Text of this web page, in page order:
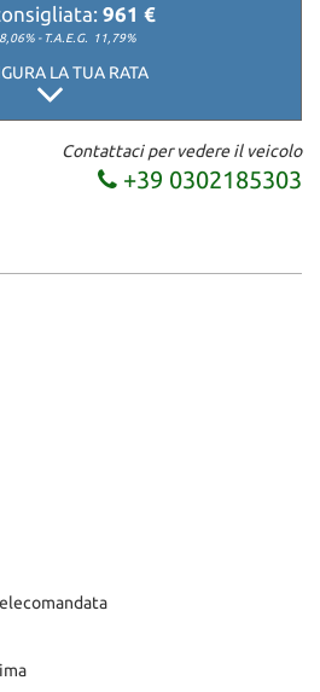
961 €
- T.A.E.G. 11,79%
LA TUA RATA
Contattaci per vedere il veicolo
+39 0302185303